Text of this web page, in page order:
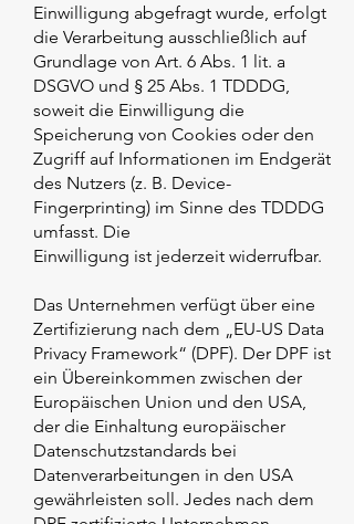
Einwilligung abgefragt wurde, erfolgt
die Verarbeitung ausschließlich auf
Grundlage von Art. 6 Abs. 1 lit. a
DSGVO und § 25 Abs. 1 TDDDG,
soweit die Einwilligung die
Speicherung von Cookies oder den
Zugriff auf Informationen im Endgerät
des Nutzers (z. B. Device-
Fingerprinting) im Sinne des TDDDG
umfasst. Die
Einwilligung ist jederzeit widerrufbar.
Das Unternehmen verfügt über eine
Zertifizierung nach dem „EU-US Data
Privacy Framework“ (DPF). Der DPF ist
ein Übereinkommen zwischen der
Europäischen Union und den USA,
der die Einhaltung europäischer
Datenschutzstandards bei
Datenverarbeitungen in den USA
gewährleisten soll. Jedes nach dem